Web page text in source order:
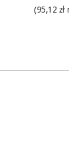
(95,12 zł